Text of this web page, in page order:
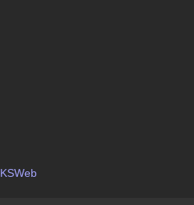
KSWeb